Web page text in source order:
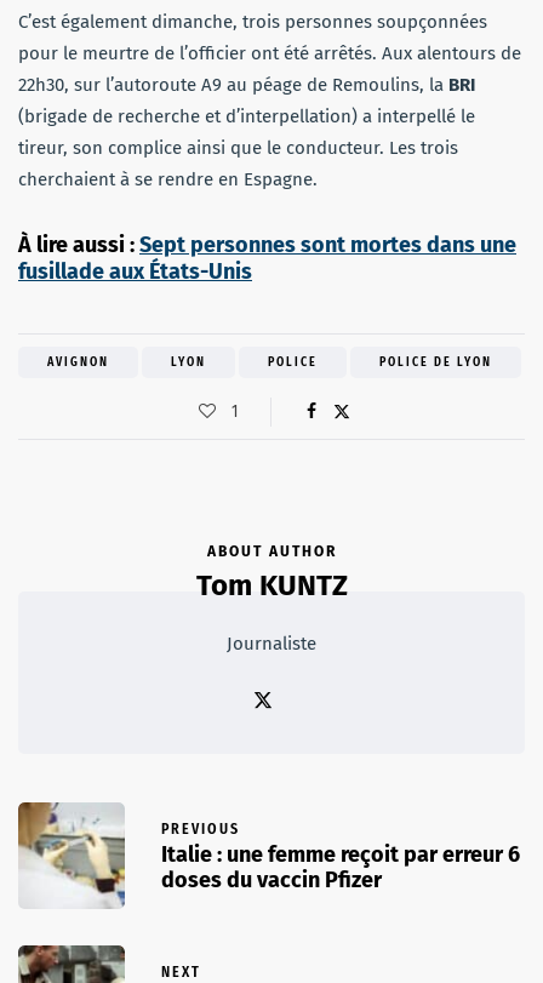
C’est également dimanche, trois personnes soupçonnées
pour le meurtre de l’officier ont été arrêtés. Aux alentours de
22h30, sur l’autoroute A9 au péage de Remoulins, la BRI
(brigade de recherche et d’interpellation) a interpellé le
tireur, son complice ainsi que le conducteur. Les trois
cherchaient à se rendre en Espagne.
À lire aussi :Sept personnes sont mortes dans une
fusillade aux États-Unis
AVIGNON LYON POLICE POLICE DE LYON
1
ABOUT AUTHOR
Tom KUNTZ
Journaliste
PREVIOUS
Italie : une femme reçoit par erreur 6
doses du vaccin Pfizer
NEXT